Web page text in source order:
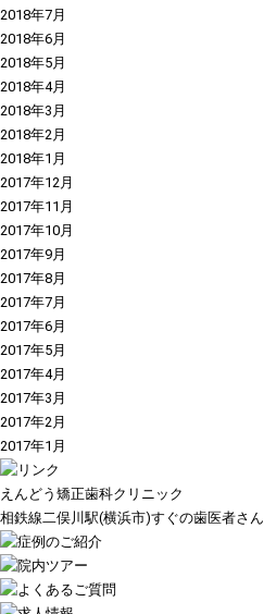
2018年7月
2018年6月
2018年5月
2018年4月
2018年3月
2018年2月
2018年1月
2017年12月
2017年11月
2017年10月
2017年9月
2017年8月
2017年7月
2017年6月
2017年5月
2017年4月
2017年3月
2017年2月
2017年1月
えんどう矯正歯科クリニック
相鉄線二俣川駅(横浜市)すぐの歯医者さん